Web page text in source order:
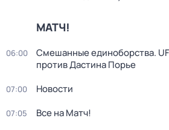
МАТЧ!
06:00
Смешанные единоборства.
против Дастина Порье
07:00 Новости
07:05 Все на Матч!